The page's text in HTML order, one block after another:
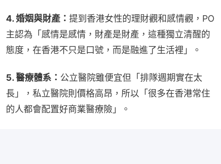
4. 婚姻與財產： 提到香港女性的理財觀和感情觀，PO
主認為「感情是感情，財產是財產，這種獨立清醒的
態度，在香港不只是口號，而是融進了生活裡」。
5. 醫療體系： 公立醫院雖便宜但「排隊週期實在太
長」，私立醫院則價格高昂，所以「很多在香港常住
的人都會配置好商業醫療險」。